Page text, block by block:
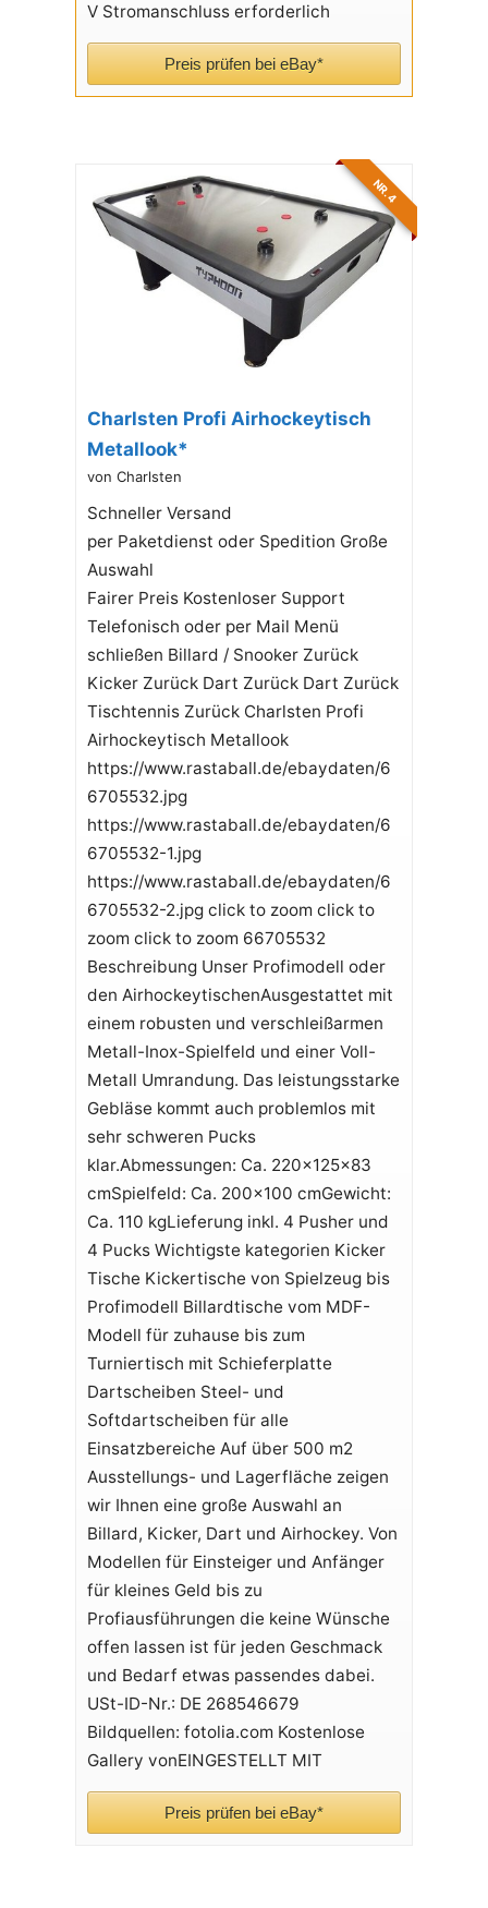
V Stromanschluss erforderlich
Preis prüfen bei eBay*
NR. 4
Charlsten Profi Airhockeytisch
Metallook*
von Charlsten
Schneller Versand
per Paketdienst oder Spedition Große
Auswahl
Fairer Preis Kostenloser Support
Telefonisch oder per Mail Menü
schließen Billard / Snooker Zurück
Kicker Zurück Dart Zurück Dart Zurück
Tischtennis Zurück Charlsten Profi
Airhockeytisch Metallook
https://www.rastaball.de/ebaydaten/6
6705532.jpg
https://www.rastaball.de/ebaydaten/6
6705532-1.jpg
https://www.rastaball.de/ebaydaten/6
6705532-2.jpg click to zoom click to
zoom click to zoom 66705532
Beschreibung Unser Profimodell oder
den AirhockeytischenAusgestattet mit
einem robusten und verschleißarmen
Metall-Inox-Spielfeld und einer Voll-
Metall Umrandung. Das leistungsstarke
Gebläse kommt auch problemlos mit
sehr schweren Pucks
klar.Abmessungen: Ca. 220x125x83
cmSpielfeld: Ca. 200x100 cmGewicht:
Ca. 110 kgLieferung inkl. 4 Pusher und
4 Pucks Wichtigste kategorien Kicker
Tische Kickertische von Spielzeug bis
Profimodell Billardtische vom MDF-
Modell für zuhause bis zum
Turniertisch mit Schieferplatte
Dartscheiben Steel- und
Softdartscheiben für alle
Einsatzbereiche Auf über 500 m2
Ausstellungs- und Lagerfläche zeigen
wir Ihnen eine große Auswahl an
Billard, Kicker, Dart und Airhockey. Von
Modellen für Einsteiger und Anfänger
für kleines Geld bis zu
Profiausführungen die keine Wünsche
offen lassen ist für jeden Geschmack
und Bedarf etwas passendes dabei.
USt-ID-Nr.: DE 268546679
Bildquellen: fotolia.com Kostenlose
Gallery vonEINGESTELLT MIT
Preis prüfen bei eBay*